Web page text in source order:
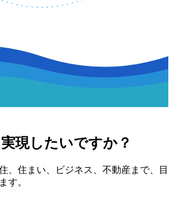
現したいですか？
、住まい、ビジネス、不動産まで、目
す。